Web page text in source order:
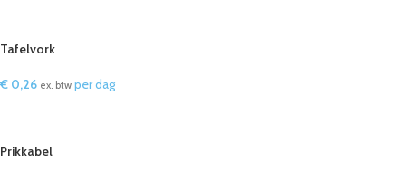
Tafelvork
€ 0,26 ex. btw per dag
Prikkabel